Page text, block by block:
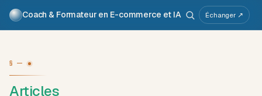
Coach & Formateur en E-commerce et IA
Pour qui Services Travaux Voix À propos Atelier IA Métiers
Échanger ↗
§ —
Articles